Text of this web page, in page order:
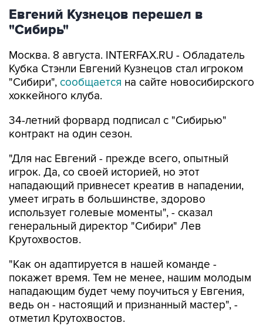
Евгений Кузнецов перешел в
"Сибирь"
Москва. 8 августа. INTERFAX.RU - Обладатель
Кубка Стэнли Евгений Кузнецов стал игроком
"Сибири", сообщается на сайте новосибирского
хоккейного клуба.
34-летний форвард подписал с "Сибирью"
контракт на один сезон.
"Для нас Евгений - прежде всего, опытный
игрок. Да, со своей историей, но этот
нападающий привнесет креатив в нападении,
умеет играть в большинстве, здорово
использует голевые моменты", - сказал
генеральный директор "Сибири" Лев
Крутохвостов.
"Как он адаптируется в нашей команде -
покажет время. Тем не менее, нашим молодым
нападающим будет чему поучиться у Евгения,
ведь он - настоящий и признанный мастер", -
отметил Крутохвостов.